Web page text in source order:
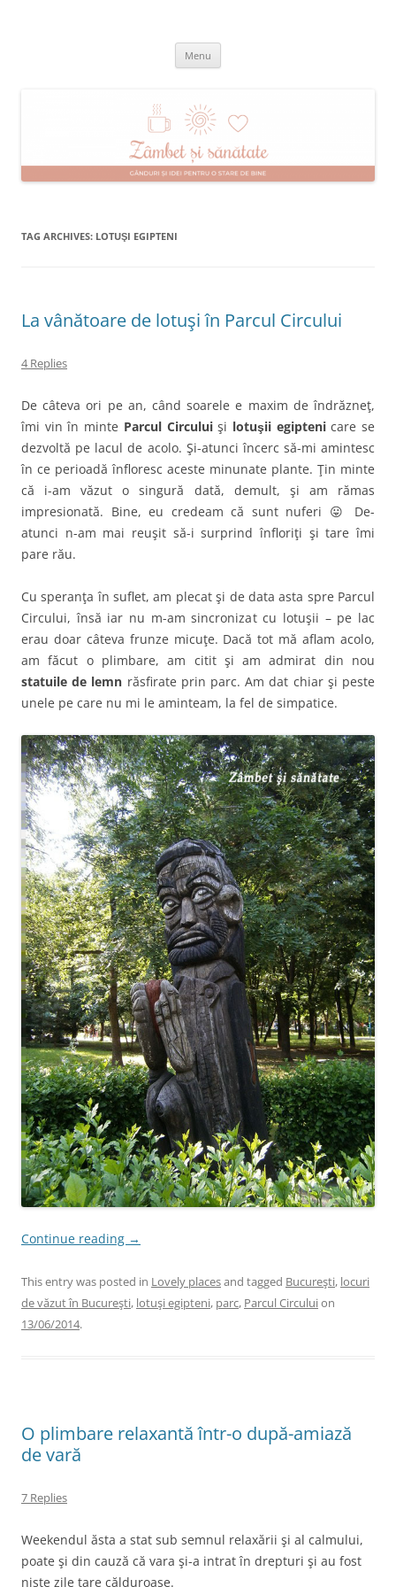
Menu
TAG ARCHIVES: LOTUŞI EGIPTENI
La vânătoare de lotuşi în Parcul Circului
4 Replies
De câteva ori pe an, când soarele e maxim de îndrăzneţ,
îmi vin în minte Parcul Circuluişi lotuşii egiptenicare se
dezvoltă pe lacul de acolo. Şi-atunci încerc să-mi amintesc
în ce perioadă înfloresc aceste minunate plante. Ţin minte
că i-am văzut o singură dată, demult, şi am rămas
impresionată. Bine, eu credeam că sunt nuferi 😛 De-
atunci n-am mai reuşit să-i surprind înfloriţi şi tare îmi
pare rău.
Cu speranţa în suflet, am plecat şi de data asta spre Parcul
Circului, însă iar nu m-am sincronizat cu lotuşii – pe lac
erau doar câteva frunze micuţe. Dacă tot mă aflam acolo,
am făcut o plimbare, am citit şi am admirat din nou
statuile de lemn răsfirate prin parc. Am dat chiar şi peste
unele pe care nu mi le aminteam, la fel de simpatice.
Continue reading →
This entry was posted in Lovely placesand tagged Bucureşti, locuri
de văzut în Bucureşti, lotuşi egipteni, parc, Parcul Circuluion
13/06/2014.
O plimbare relaxantă într-o după-amiază
de vară
7 Replies
Weekendul ăsta a stat sub semnul relaxării şi al calmului,
poate şi din cauză că vara şi-a intrat în drepturi şi au fost
nişte zile tare călduroase.